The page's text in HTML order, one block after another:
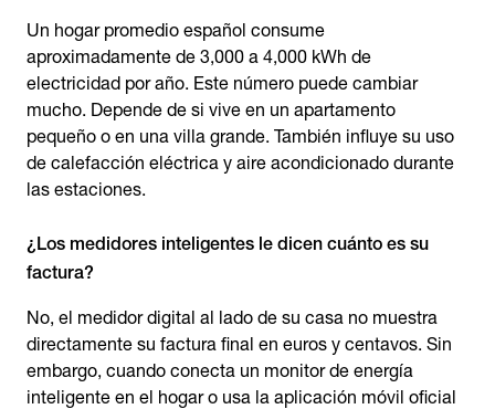
Un hogar promedio español consume
aproximadamente de 3,000 a 4,000 kWh de
electricidad por año. Este número puede cambiar
mucho. Depende de si vive en un apartamento
pequeño o en una villa grande. También influye su uso
de calefacción eléctrica y aire acondicionado durante
las estaciones.
¿Los medidores inteligentes le dicen cuánto es su
factura?
No, el medidor digital al lado de su casa no muestra
directamente su factura final en euros y centavos. Sin
embargo, cuando conecta un monitor de energía
inteligente en el hogar o usa la aplicación móvil oficial